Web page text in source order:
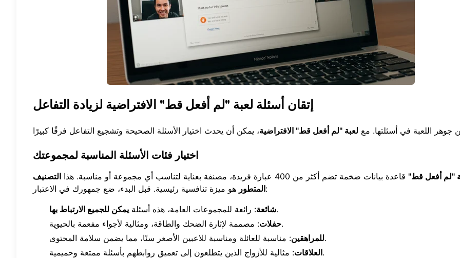
إتقان أسئلة لعبة "لم أفعل قط" الافتراضية لزيادة التفاعل
جوهر اللعبة في أسئلتها. مع لعبة "لم أفعل قط" الافتراضية
اختيار فئات الأسئلة المناسبة لمجموعتك
"لم أفعل قط" قاعدة بيانات ضخمة تضم أكثر من 400 عبارة فريدة، مصنفة بعناية لتناسب أي مجموعة أو مناسبة. هذا
التصنيف
المتطورهو ميزة تنافسية رئيسية. قبل البدء، ضع جمهورك في الاعتبار:
شائعة: رائعة للمجموعات العامة، هذه أسئلة يمكن للجميع الارتباط بها
.
حفلات: مصممة لإثارة الضحك والطاقة، ومثالية لأجواء مفعمة بالحيوية.
للمراهقين: مناسبة للعائلة ومناسبة للاعبين الأصغر سنًا، مما يضمن سلامة المحتوى.
العلاقات: مثالية للأزواج الذين يتطلعون إلى تعميق روابطهم بأسئلة ممتعة وحميمية.